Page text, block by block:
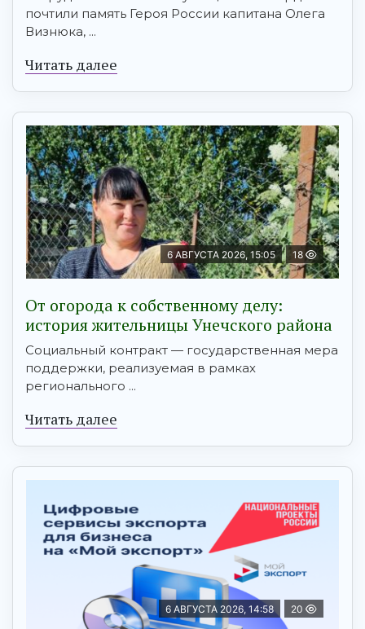
почтили память Героя России капитана Олега
Визнюка, ...
Читать далее
6 АВГУСТА 2026, 15:05 18
От огорода к собственному делу:
история жительницы Унечского района
Социальный контракт — государственная мера
поддержки, реализуемая в рамках
регионального ...
Читать далее
6 АВГУСТА 2026, 14:58 20